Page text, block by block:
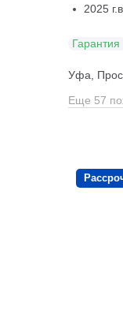
2025 г.в.
Гарантия
Уфа,
Еще 57